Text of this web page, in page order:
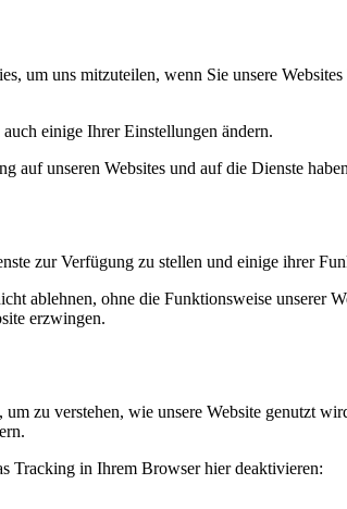
um uns mitzuteilen, wenn Sie unsere
einige Ihrer Einstellungen ändern.
unseren Websites und auf die Dienste
zur Verfügung zu stellen und einige ihrer
ablehnen, ohne die Funktionsweise unserer
erzwingen.
zu verstehen, wie unsere Website genutzt
Tracking in Ihrem Browser hier deaktivieren: